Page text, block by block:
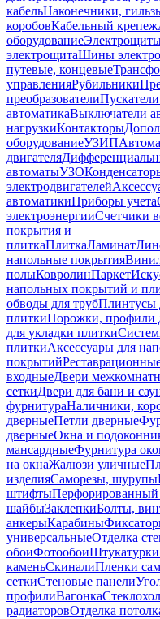
кабельНаконечники,
коробовКабельный крепеж
оборудование
электрощитаШины
путевые, концевые
управленияРубильники
преобразователи
автоматикаВыключатели
нагрузкиКонтакторы
оборудованиеУЗИП
двигателя
автоматыУЗО
электродвигателей
автоматикиПриборы учета
электроэнергииСчетчики
покрытия и
плиткаПлиткаЛаминат
напольные покрытия
полыКовролинПаркет
напольных покрытий и
обводы для трубПлинтусы
плиткиПорожки, профили
для укладки плитки
плиткиАксессуары для
покрытий
входныеДвери
сеткиДвери для бани и
фурнитураНаличники,
дверныеПетли дверные
дверныеОкна и
мансардныеФурнитура
на окнаЖалюзи уличные
изделияСаморезы, шурупы
штифтыПерфорированный
шайбыЗаклепкиБолты,
анкерыКарабины
универсальныеОтделка
обоиФотообои
каменьСкиналиПленки
сеткиСтеновые панели
профилиВагонка
радиаторовОтделка